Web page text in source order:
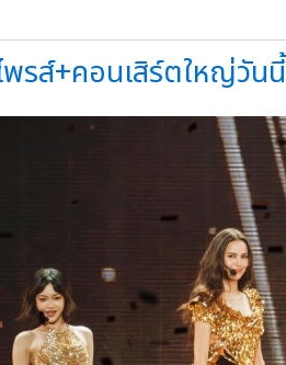
พรส์+คอนเสิร์ตใหญ่วันนี้